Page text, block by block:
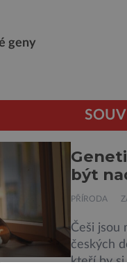
geny
být
PŘÍRODA
Češi jsou
českých
kteří by si